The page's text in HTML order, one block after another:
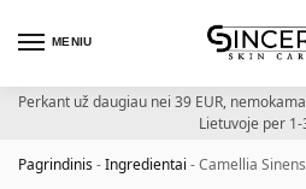
MENIU
Perkant už daugiau nei 39 EUR,
Lietuvoje per 1-
Pagrindinis-Ingredientai -Camellia